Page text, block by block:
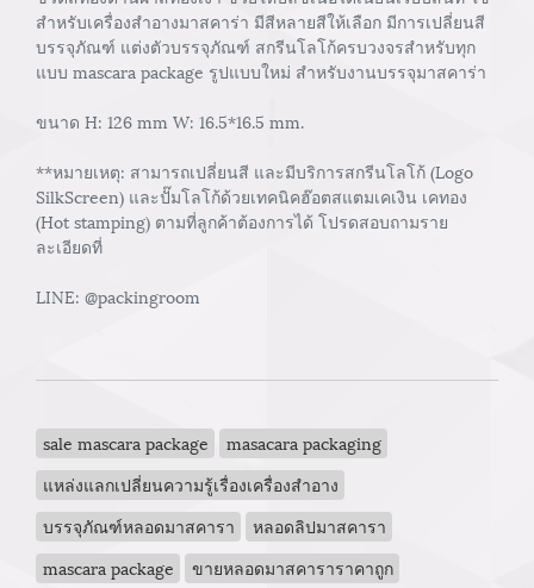
สำหรับเครื่องสำอางมาสคาร่า มีสีหลายสีให้เลือก มีการเปลี่ยนสี
บรรจุภัณฑ์ แต่งตัวบรรจุภัณฑ์ สกรีนโลโก้ครบวงจรสำหรับทุก
แบบ mascara package รูปแบบใหม่ สำหรับงานบรรจุมาสคาร่า
ขนาด H: 126 mm W: 16.5*16.5 mm.
**หมายเหตุ: สามารถเปลี่ยนสี และมีบริการสกรีนโลโก้ (Logo
SilkScreen) และปั๊มโลโก้ด้วยเทคนิคฮ๊อตสแตมเคเงิน เคทอง
(Hot stamping) ตามที่ลูกค้าต้องการได้ โปรดสอบถามราย
ละเอียดที่
LINE: @packingroom
sale mascara package
masacara packaging
แหล่งแลกเปลี่ยนความรู้เรื่องเครื่องสำอาง
บรรจุภัณฑ์หลอดมาสคารา
หลอดลิปมาสคารา
mascara package
ขายหลอดมาสคาราราคาถูก